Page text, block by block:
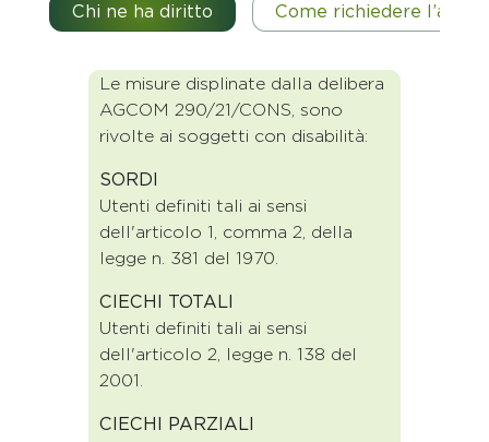
Chi ne ha diritto Come richiedere
Le misure displinate dalla delibera
AGCOM 290/21/CONS, sono
rivolte ai soggetti con disabilità:
SORDI
Utenti definiti tali ai sensi
dell'articolo 1, comma 2, della
legge n. 381 del 1970.
CIECHI TOTALI
Utenti definiti tali ai sensi
dell'articolo 2, legge n. 138 del
2001.
CIECHI PARZIALI